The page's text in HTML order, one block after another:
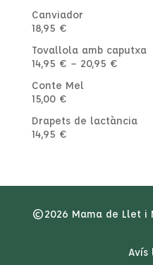
Canviador
18,95 €
Tovallola amb caputxa
14,95 € – 20,95 €Interval
a
Conte Mel
15,00 €
Drapets de lactància
14,95 €
©2026 Mama de Llet i